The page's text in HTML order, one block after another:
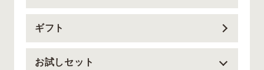
ギフト
お試しセット